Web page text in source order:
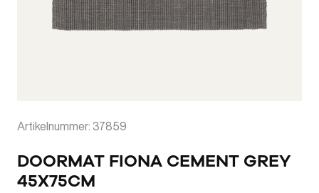
Artikelnummer: 37859
DOORMAT FIONA CEMENT GREY
45X75CM